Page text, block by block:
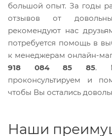
большой опыт. За годы
отзывов от
рекомендуют нас
потребуется помощь в
к менеджерам онлайн-
918 084 85 85.
проконсультируем и
чтобы Вы остались
Наши